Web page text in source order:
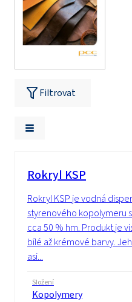
Filtrovat
Rokryl KSP
Rokryl KSP je vodná
styrenového kopolymeru
cca 50 % hm. Produkt je
bílé až krémové barvy.
asi...
Složení
Kopolymery